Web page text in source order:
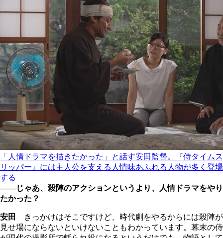
「人情ドラマを描きたかった」と話す安田監督。『侍タイムス
リッパー』には主人公を支える人情味あふれる人物が多く登場
する
――じゃあ、殺陣のアクションというより、人情ドラマをやり
たかった？
安田
きっかけはそこですけど、時代劇をやるからには殺陣が
見せ場にならないといけないこともわかっています。幕末の侍